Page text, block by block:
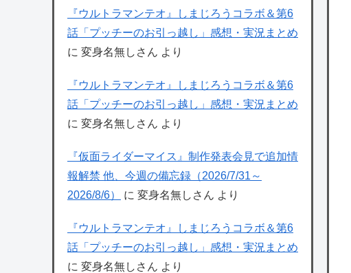
『ウルトラマンテオ』しまじろうコラボ＆第6
話「プッチーのお引っ越し」感想・実況まとめ
に 変身名無しさん より
『ウルトラマンテオ』しまじろうコラボ＆第6
話「プッチーのお引っ越し」感想・実況まとめ
に 変身名無しさん より
『仮面ライダーマイス』制作発表会見で追加情
報解禁 他、今週の備忘録（2026/7/31～
2026/8/6）
に 変身名無しさん より
『ウルトラマンテオ』しまじろうコラボ＆第6
話「プッチーのお引っ越し」感想・実況まとめ
に 変身名無しさん より